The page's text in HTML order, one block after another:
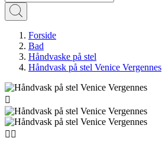
Forside
Bad
Håndvaske på stel
Håndvask på stel Venice Vergennes

 